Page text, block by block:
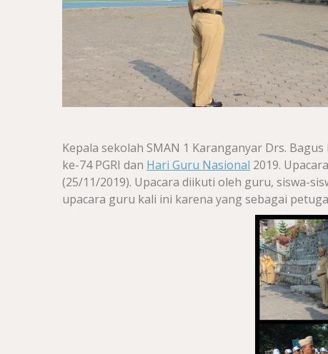
Kepala sekolah SMAN 1 Karanganyar Drs.
ke-74 PGRI dan Hari Guru Nasional 2019.
(25/11/2019). Upacara diikuti oleh guru, siswa-
upacara guru kali ini karena yang sebagai